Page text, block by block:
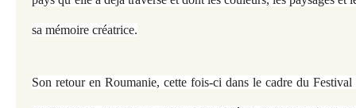
sa mémoire créatrice.
Son retour en Roumanie, cette fois-ci dans le cadre du